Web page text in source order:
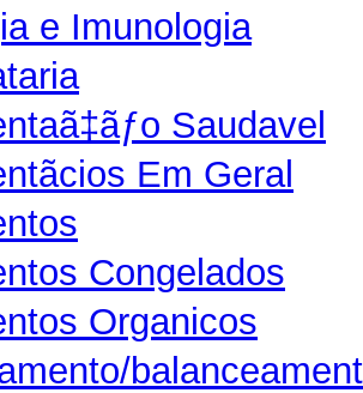
e Imunologia
Saudavel
Em Geral
Congelados
Organicos